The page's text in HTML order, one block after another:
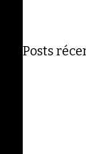
Posts